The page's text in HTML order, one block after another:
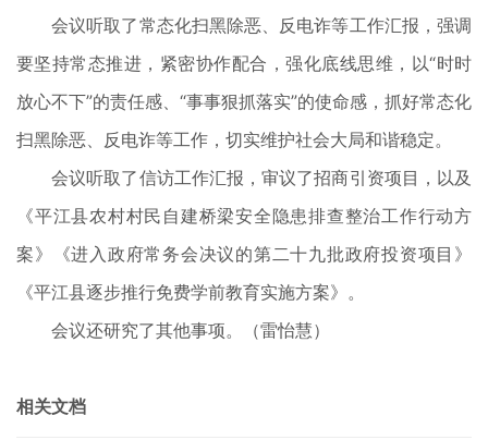
会议听取了常态化扫黑除恶、反电诈等工作汇报，强调
要坚持常态推进，紧密协作配合，强化底线思维，以“时时
放心不下”的责任感、“事事狠抓落实”的使命感，抓好常态化
扫黑除恶、反电诈等工作，切实维护社会大局和谐稳定。
会议听取了信访工作汇报，审议了招商引资项目，以及
《平江县农村村民自建桥梁安全隐患排查整治工作行动方
案》《进入政府常务会决议的第二十九批政府投资项目》
《平江县逐步推行免费学前教育实施方案》。
会议还研究了其他事项。（雷怡慧）
相关文档